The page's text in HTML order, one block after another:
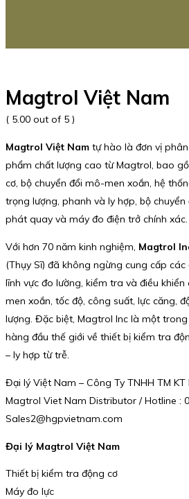
Magtrol Việt Nam
( 5.00 out of 5 )
Magtrol Việt Nam tự hào là đơn vị
phẩm chất lượng cao từ Magtrol, bao
cơ, bộ chuyển đổi mô-men xoắn, hệ
trọng lượng, phanh và ly hợp, bộ
phát quay và máy đo điện trở chính xác.
Với hơn 70 năm kinh nghiệm, Magtrol
(Thụy Sĩ) đã không ngừng cung cấp
lĩnh vực đo lường, kiểm tra và điều
men xoắn, tốc độ, công suất, lực căng,
lượng. Đặc biệt, Magtrol Inc là một
hàng đầu thế giới về thiết bị kiểm tra
– ly hợp từ trễ.
Đại lý Việt Nam – Công Ty TNHH TM
Magtrol Viet Nam Distributor / Hotline :
Sales2@hgpvietnam.com
Đại lý Magtrol Việt Nam
Thiết bị kiểm tra động cơ
Máy đo lực